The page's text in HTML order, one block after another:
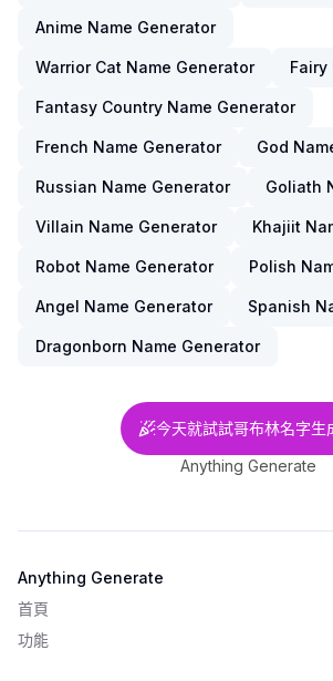
Anime Name Generator
Warrior Cat Name Generator Fairy
Fantasy Country Name Generator
French Name Generator God
Russian Name Generator Goliath
Villain Name Generator Khajiit
Robot Name Generator Polish
Angel Name Generator Spanish
Dragonborn Name Generator
今天就試試哥布林名字生
Anything Generate
Anything Generate
首頁
功能